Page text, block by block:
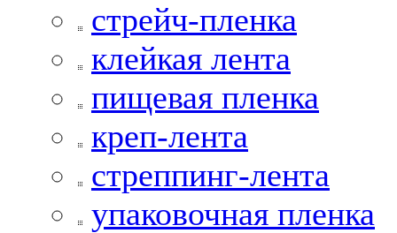
стрейч-пленка
клейкая лента
пищевая пленка
креп-лента
стреппинг-лента
упаковочная пленка